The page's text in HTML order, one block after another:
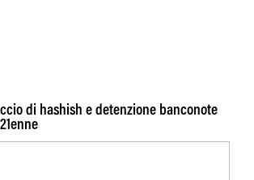
di hashish e detenzione banconote